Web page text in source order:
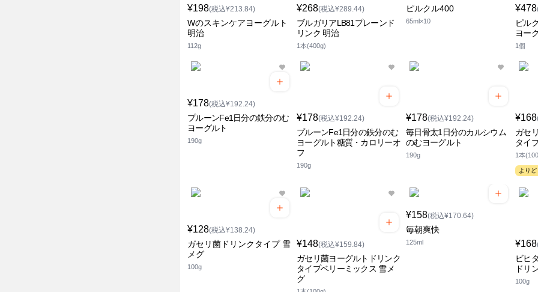
¥198(税込¥213.84)
Wのスキンケアヨーグルト
明治
112g
¥268(税込¥289.44)
ブルガリアLB81プレーンド
リンク 明治
1本(400g)
ピルクル400
65ml×10
¥478
ピル
ヨー
1個
¥178(税込¥192.24)
プルーンFe1日分の鉄分のむ
ヨーグルト
190g
¥178(税込¥192.24)
プルーンFe1日分の鉄分のむ
ヨーグルト糖質・カロリーオ
フ
190g
¥178(税込¥192.24)
毎日骨太1日分のカルシウム
のむヨーグルト
190g
¥168
ガセ
タイ
1本
より
¥128(税込¥138.24)
ガセリ菌ドリンクタイプ 雪
メグ
100g
¥148(税込¥159.84)
ガセリ菌ヨーグルトドリンク
タイプベリーミックス 雪メ
グ
¥158(税込¥170.64)
毎朝爽快
125ml ¥168
ビヒ
ドリ
100g